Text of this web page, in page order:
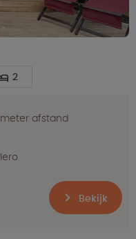
2
afstand
Bekijk